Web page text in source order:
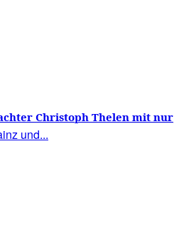
Christoph Thelen mit nur
ohne…?